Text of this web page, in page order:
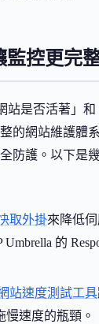
監控更完
站是否活著」
的網站維護體
防護。以下是
取外掛來降低伺
的
站速度測試工具
慢速度的瓶頸。